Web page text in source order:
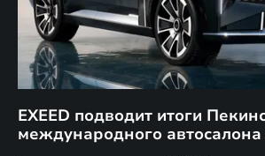
EXEED подводит итоги
международного автосалона